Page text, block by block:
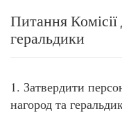
Питання
геральдики
1. Затвердити
нагород та